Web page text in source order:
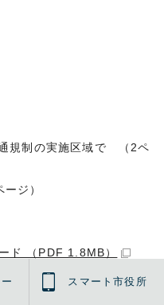
規制の実施区域で （2ペ
ジ）
ド （PDF 1.8MB）
スマート市役所